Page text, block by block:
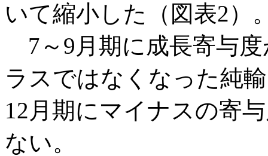
いて縮小した（図表2）
7～9月期に成長寄与度
ラスではなくなった純
12月期にマイナスの寄
ない。